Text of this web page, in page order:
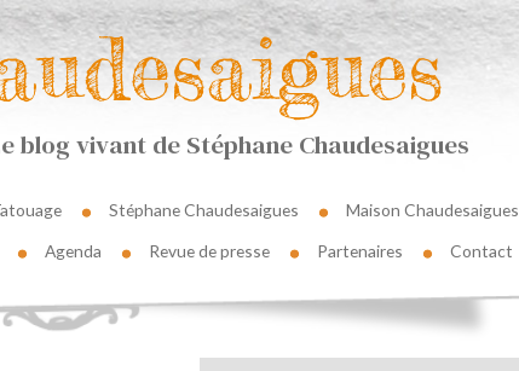
vivant de Stéphane Chaudesaigues
Stéphane Chaudesaigues
Maison Chaudesaigues
Agenda Revue de presse Partenaires Contact